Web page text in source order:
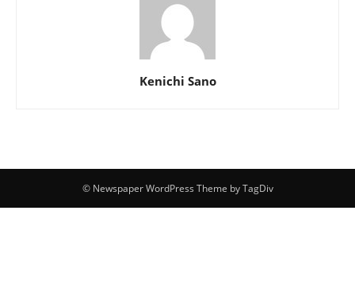
Kenichi Sano
© Newspaper WordPress Theme by TagDiv